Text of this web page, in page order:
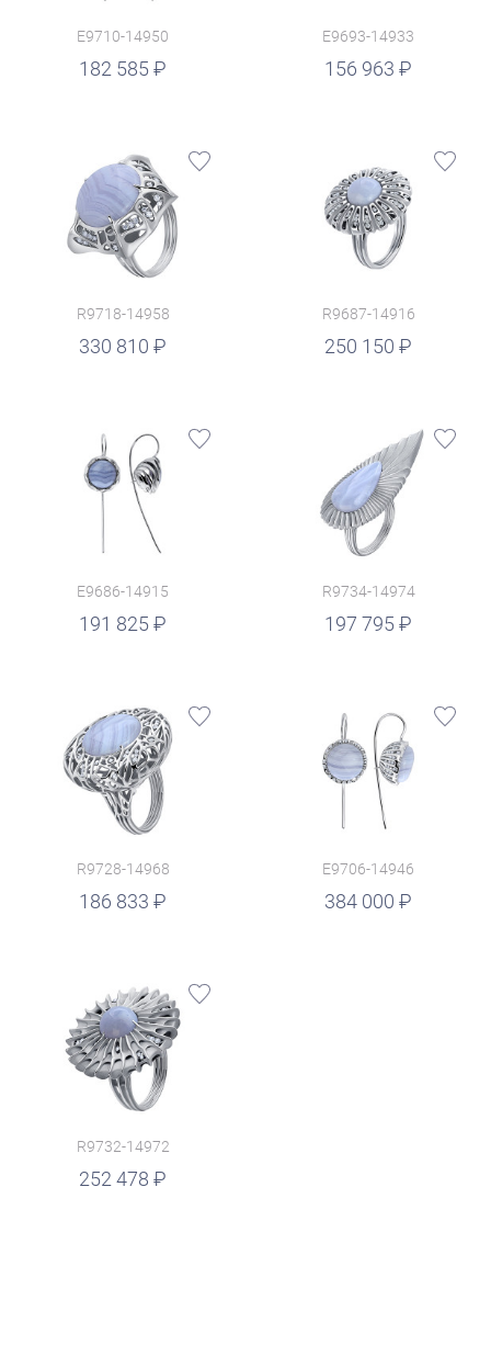
E9710-14950
182 585
E9693-14933
156 963
руб.
R9718-14958
330 810
R9687-14916
250 150
руб.
E9686-14915
191 825
R9734-14974
197 795
руб.
R9728-14968
186 833
E9706-14946
384 000
руб.
R9732-14972
252 478